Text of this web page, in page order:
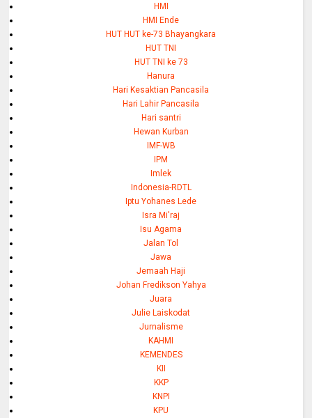
HMI
HMI Ende
HUT HUT ke-73 Bhayangkara
HUT TNI
HUT TNI ke 73
Hanura
Hari Kesaktian Pancasila
Hari Lahir Pancasila
Hari santri
Hewan Kurban
IMF-WB
IPM
Imlek
Indonesia-RDTL
Iptu Yohanes Lede
Isra Mi'raj
Isu Agama
Jalan Tol
Jawa
Jemaah Haji
Johan Fredikson Yahya
Juara
Julie Laiskodat
Jurnalisme
KAHMI
KEMENDES
KII
KKP
KNPI
KPU